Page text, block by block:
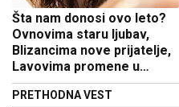
Šta nam donosi ovo leto?
Ovnovima staru ljubav,
Blizancima nove prijatelje,
Lavovima promene u
karijeri, a evo kome se
život menja iz korena
PRETHODNA VEST